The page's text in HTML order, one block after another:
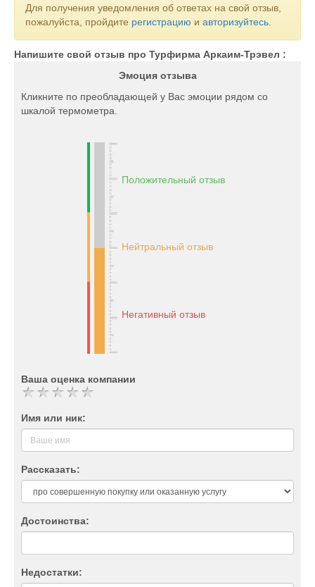
Для получения уведомления об ответах на свой отзыв,
пожалуйста, пройдите регистрацию и авторизуйтесь
Напишите свой отзыв про Турфирма Аркаим-Трэвел :
Эмоция отзыва
Кликните по преобладающей у Вас эмоции рядом со
шкалой термометра.
Положительный отзыв
Нейтральный отзыв
Негативный отзыв
Ваша оценка компании
Имя или ник:
Рассказать:
Достоинства:
Недостатки: